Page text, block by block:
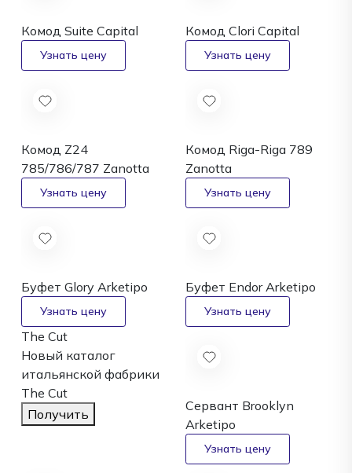
Комод Suite Capital Комод Clori Capital
Комод Z24
785/786/787 Zanotta
Комод Riga-Riga 789
Zanotta
Буфет Glory Arketipo Буфет EndorArketipo
The Cut
Новый каталог
итальянской фабрики
The Cut
Получить
Сервант Brooklyn
Arketipo